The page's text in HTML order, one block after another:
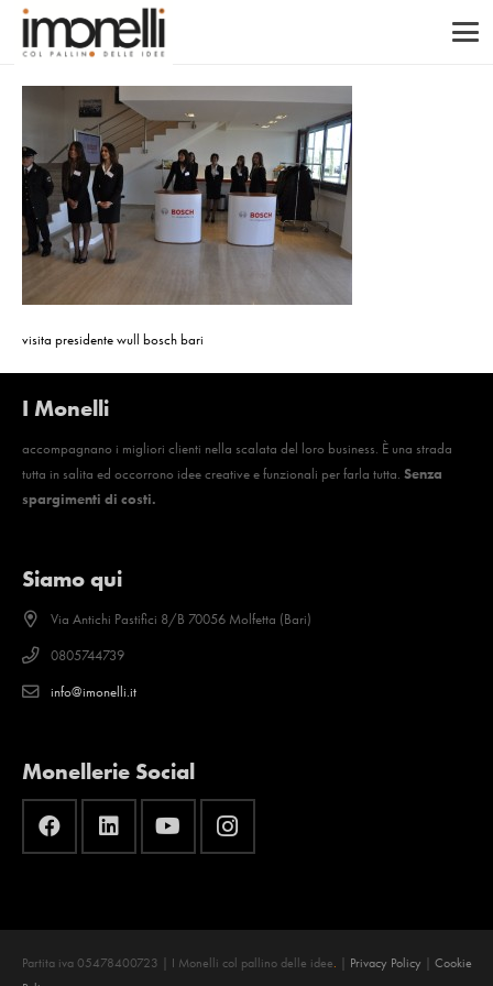
visita presidente wull bosch bari
I Monelli
accompagnano i migliori clienti nella scalata del loro business. È una strada
tutta in salita ed occorrono idee creative e funzionali per farla tutta. Senza
spargimenti di costi.
Siamo qui
Via Antichi Pastifici 8/B 70056 Molfetta (Bari)
0805744739
info@imonelli.it
Monellerie Social
Partita iva 05478400723 | I Monelli col pallino delle idee. Privacy Policy
Cookie